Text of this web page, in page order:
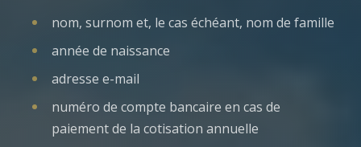
nom, surnom et, le cas échéant, nom de famille
année de naissance
adresse e-mail
numéro de compte bancaire en cas de
paiement de la cotisation annuelle